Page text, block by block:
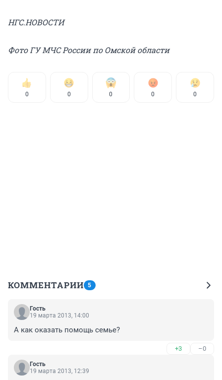
НГС.НОВОСТИ
Фото ГУ МЧС России по Омской области
0 0 0 0 0
КОММЕНТАРИИ 5
Гость
19 марта 2013, 14:00
А как оказать помощь семье?
+3 –0
Гость
19 марта 2013, 12:39